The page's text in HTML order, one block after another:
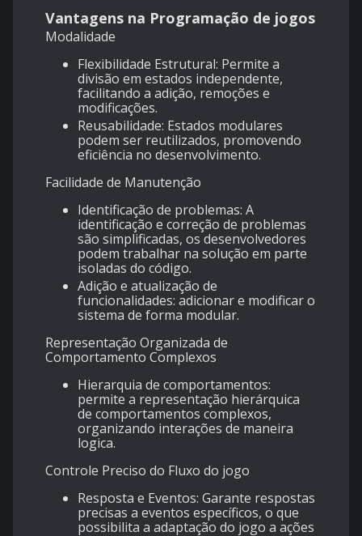
Vantagens na Programação de jogos
Modalidade
Flexibilidade Estrutural: Permite a
divisão em estados independente,
facilitando a adição, remoções e
modificações.
Reusabilidade: Estados modulares
podem ser reutilizados, promovendo
eficiência no desenvolvimento.
Facilidade de Manutenção
Identificação de problemas: A
identificação e correção de problemas
são simplificadas, os desenvolvedores
podem trabalhar na solução em parte
isoladas do código.
Adição e atualização de
funcionalidades: adicionar e modificar o
sistema de forma modular.
Representação Organizada de
Comportamento Complexos
Hierarquia de comportamentos:
permite a representação hierárquica
de comportamentos complexos,
organizando interações de maneira
logica.
Controle Preciso do Fluxo do jogo
Resposta e Eventos: Garante respostas
precisas a eventos específicos, o que
possibilita a adaptação do jogo a ações